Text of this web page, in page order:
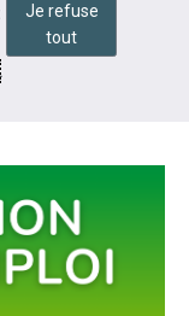
CAP
.
Je refuse
tout